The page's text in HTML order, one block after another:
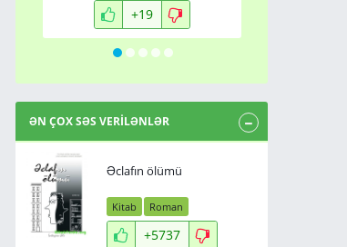
+19
ƏN ÇOX SƏS VERİLƏNLƏR
Əclafın ölümü
Kitab Roman
+5737